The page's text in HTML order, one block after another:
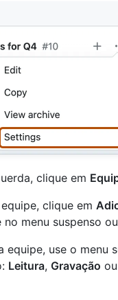
clique em
clique em
menu suspenso
equipe, use o menu
Leitura, Gravação ou